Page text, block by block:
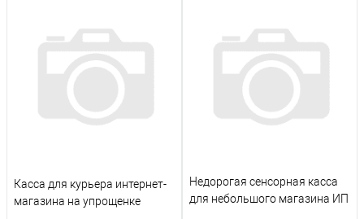
Касса для курьера интернет-
магазина на упрощенке
Недорогая сенсорная касса
для небольшого магазина ИП